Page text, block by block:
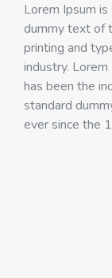
Lorem Ipsum
dummy text of
printing and
industry. Lorem
has been the
standard
ever since the